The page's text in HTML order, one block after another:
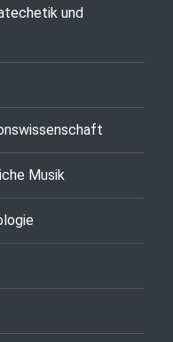
und
Musik